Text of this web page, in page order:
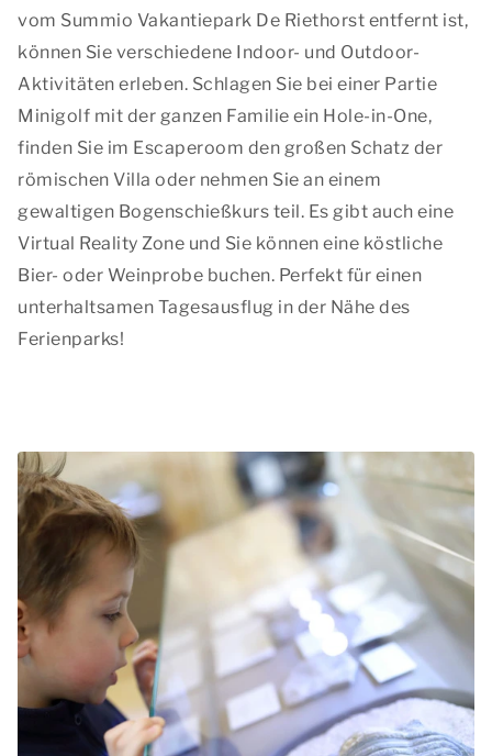
vom Summio Vakantiepark De Riethorst entfernt ist,
können Sie verschiedene Indoor- und Outdoor-
Aktivitäten erleben. Schlagen Sie bei einer Partie
Minigolf mit der ganzen Familie ein Hole-in-One,
finden Sie im Escaperoom den großen Schatz der
römischen Villa oder nehmen Sie an einem
gewaltigen Bogenschießkurs teil. Es gibt auch eine
Virtual Reality Zone und Sie können eine köstliche
Bier- oder Weinprobe buchen. Perfekt für einen
unterhaltsamen Tagesausflug in der Nähe des
Ferienparks!